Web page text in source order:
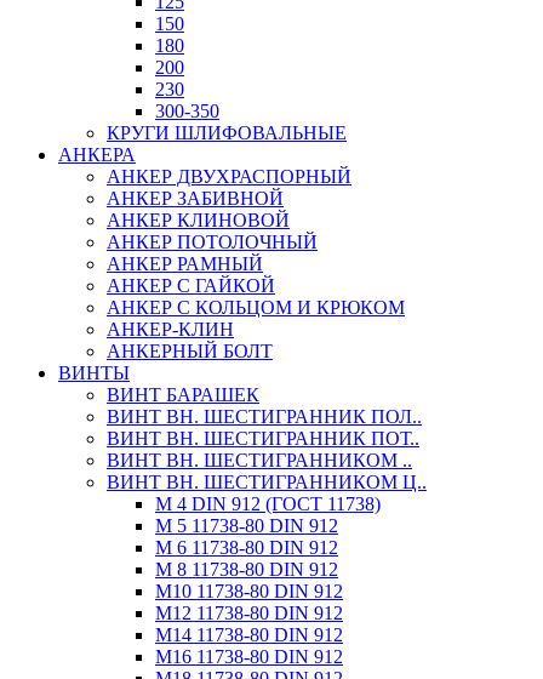
150
180
200
230
300-350
КРУГИ ШЛИФОВАЛЬНЫЕ
АНКЕРА
АНКЕР ДВУХРАСПОРНЫЙ
АНКЕР ЗАБИВНОЙ
АНКЕР КЛИНОВОЙ
АНКЕР ПОТОЛОЧНЫЙ
АНКЕР РАМНЫЙ
АНКЕР С ГАЙКОЙ
АНКЕР С КОЛЬЦОМ И КРЮКОМ
АНКЕР-КЛИН
АНКЕРНЫЙ БОЛТ
ВИНТЫ
ВИНТ БАРАШЕК
ВИНТ ВН. ШЕСТИГРАННИК ПОЛ..
ВИНТ ВН. ШЕСТИГРАННИК ПОТ..
ВИНТ ВН. ШЕСТИГРАННИКОМ ..
ВИНТ ВН. ШЕСТИГРАННИКОМ Ц..
М 4 DIN 912 (ГОСТ 11738)
М 5 11738-80 DIN 912
М 6 11738-80 DIN 912
М 8 11738-80 DIN 912
М10 11738-80 DIN 912
М12 11738-80 DIN 912
М14 11738-80 DIN 912
М16 11738-80 DIN 912